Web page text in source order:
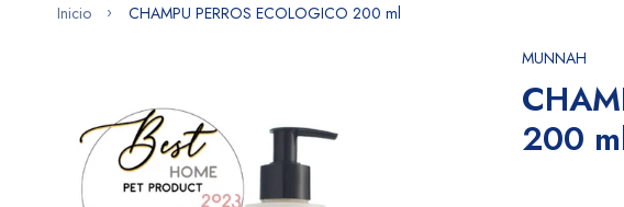
Inicio CHAMPU PERROS ECOLOGICO 200 ml
MUNNAH
200